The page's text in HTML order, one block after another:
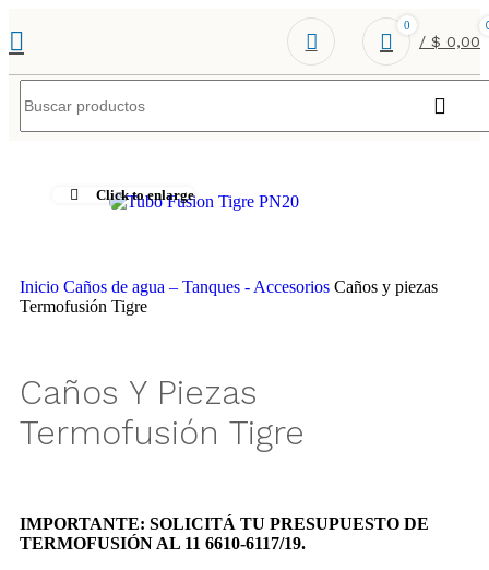
0
/ $ 0,00
Click to enlarge
Inicio Caños de agua – Tanques - Accesorios Caños y piezas
Termofusión Tigre
Caños Y Piezas
Termofusión Tigre
IMPORTANTE: SOLICITÁ TU PRESUPUESTO DE
TERMOFUSIÓN AL 11 6610-6117/19.